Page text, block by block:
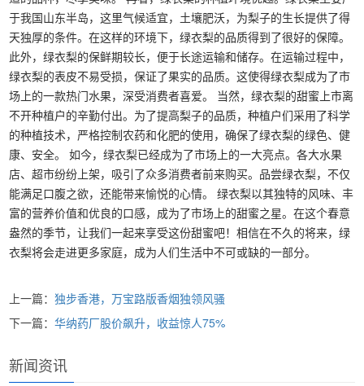
于我国山东半岛，这里气候适宜，土壤肥沃，为梨子的生长提供了得
天独厚的条件。在这样的环境下，绿衣梨的品质得到了很好的保障。
此外，绿衣梨的保鲜期较长，便于长途运输和储存。在运输过程中，
绿衣梨的表皮不易受损，保证了果实的品质。这使得绿衣梨成为了市
场上的一款热门水果，深受消费者喜爱。 当然，绿衣梨的甜蜜上市离
不开种植户的辛勤付出。为了提高梨子的品质，种植户们采用了科学
的种植技术，严格控制农药和化肥的使用，确保了绿衣梨的绿色、健
康、安全。 如今，绿衣梨已经成为了市场上的一大亮点。各大水果
店、超市纷纷上架，吸引了众多消费者前来购买。品尝绿衣梨，不仅
能满足口腹之欲，还能带来愉悦的心情。 绿衣梨以其独特的风味、丰
富的营养价值和优良的口感，成为了市场上的甜蜜之星。在这个春意
盎然的季节，让我们一起来享受这份甜蜜吧！相信在不久的将来，绿
衣梨将会走进更多家庭，成为人们生活中不可或缺的一部分。
上一篇：独步香港，万宝路版香烟独领风骚
下一篇：华纳药厂股价飙升，收益惊人75%
新闻资讯